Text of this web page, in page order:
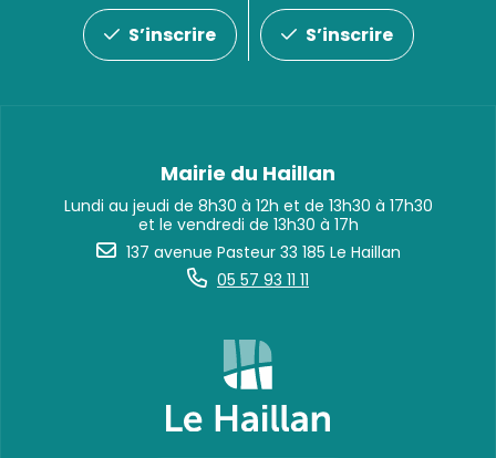
S’inscrire
S’inscrire
Mairie du Haillan
Lundi au jeudi de 8h30 à 12h et de 13h30 à 17h30
et le vendredi de 13h30 à 17h
137 avenue Pasteur 33 185 Le Haillan
05 57 93 11 11